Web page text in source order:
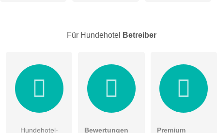
Hundehotel-Eintrag zu stellen.
Für Hundehotel Betreiber
Hundehotel-
Bewertungen
Premium